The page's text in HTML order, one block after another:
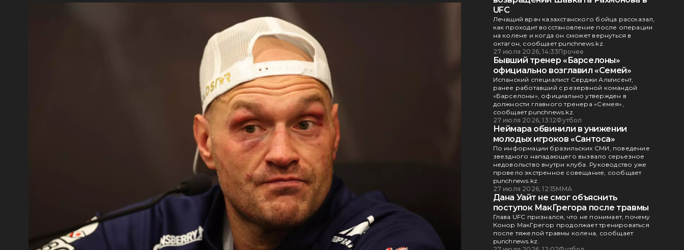
UFC
Лечащий врач казахстанского бойца рассказал,
как проходит восстановление после операции
на колене и когда он сможет вернуться в
октагон, сообщает punchnews.kz.
27 июля 2026, 14:33Прочее
Бывший тренер «Барселоны»
официально возглавил «Семей»
Испанский специалист Серджи Альтисент,
ранее работавший с резервной командой
«Барселоны», официально утвержден в
должности главного тренера «Семея»,
сообщает punchnews.kz.
27 июля 2026, 13:12Футбол
Неймара обвинили в унижении
молодых игроков «Сантоса»
По информации бразильских СМИ, поведение
звездного нападающего вызвало серьезное
недовольство внутри клуба. Руководство уже
провело экстренное совещание, сообщает
punchnews.kz.
27 июля 2026, 12:15ММА
Дана Уайт не смог объяснить
поступок МакГрегора после травмы
Глава UFC признался, что не понимает, почему
Конор МакГрегор продолжает тренироваться
после тяжелой травмы колена, сообщает
punchnews.kz.